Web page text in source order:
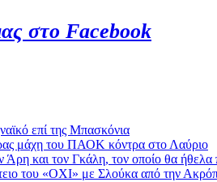
στο Facebook
επί της Μπασκόνια
μάχη του ΠΑΟΚ κόντρα στο Λαύριο
Άρη και τον Γκάλη, τον οποίο θα
του «ΟΧΙ» με Σλούκα από την